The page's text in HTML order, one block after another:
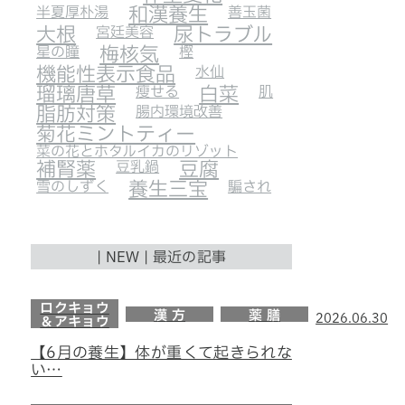
半夏厚朴湯 和漢養生 善玉菌
大根 宮廷美容 尿トラブル
星の瞳 梅核気 樫
機能性表示食品 水仙
瑠璃唐草 瘦せる 白菜 肌
脂肪対策 腸内環境改善
菊花ミントティー
菜の花とホタルイカのリゾット
補腎薬 豆乳鍋 豆腐
雪のしずく 養生三宝 騙され
| NEW | 最近の記事
ロクキョウ
＆アキョウ
漢 方 薬 膳 2026.06.30
【6月の養生】体が重くて起きられな
い…